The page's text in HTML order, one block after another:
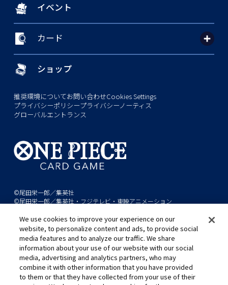
イベント
カード
ショップ
推奨環境についてお問い合わせCookies Settings
プライバシーポリシープライバシーノーティス
グローバルエントランス
©尾田栄一郎／集英社
©尾田栄一郎／集英社・フジテレビ・東映アニメーション
このwebサイトに記載されているすべての画像・テキスト・データの無
断転用、転載をお断りします。
開発中につき、本サイトで使用している画像と実際の商品とは異なる場
合があります。
※AppleとAppleのロゴは、米国およびその他の国で登録されたApple
Inc.の商標です。
We use cookies to improve your experience on our
website, to personalize content and ads, to provide social
media features and to analyze our traffic. We share
information about your use of our website with our social
media, advertising and analytics partners, who may
combine it with other information that you have provided
to them or that they have collected from your use of their